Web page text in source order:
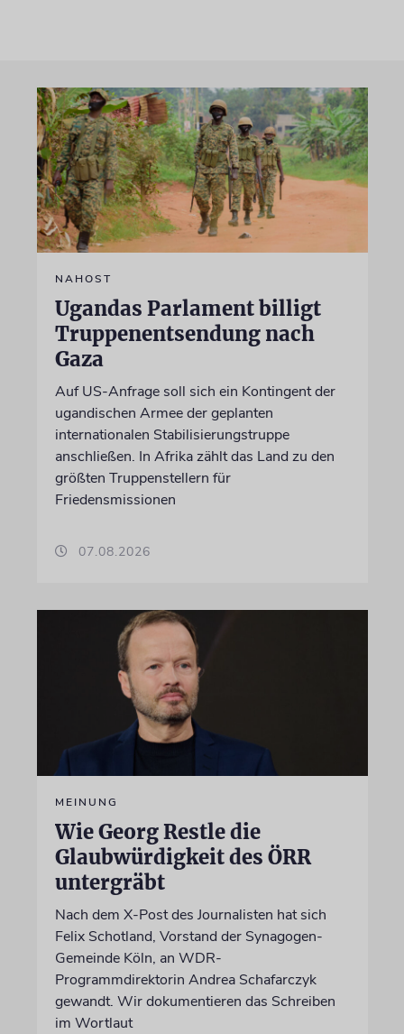
NAHOST
Ugandas Parlament billigt
Truppenentsendung nach
Gaza
Auf US-Anfrage soll sich ein Kontingent der
ugandischen Armee der geplanten
internationalen Stabilisierungstruppe
anschließen. In Afrika zählt das Land zu den
größten Truppenstellern für
Friedensmissionen
07.08.2026
MEINUNG
Wie Georg Restle die
Glaubwürdigkeit des ÖRR
untergräbt
Nach dem X-Post des Journalisten hat sich
Felix Schotland, Vorstand der Synagogen-
Gemeinde Köln, an WDR-
Programmdirektorin Andrea Schafarczyk
gewandt. Wir dokumentieren das Schreiben
im Wortlaut